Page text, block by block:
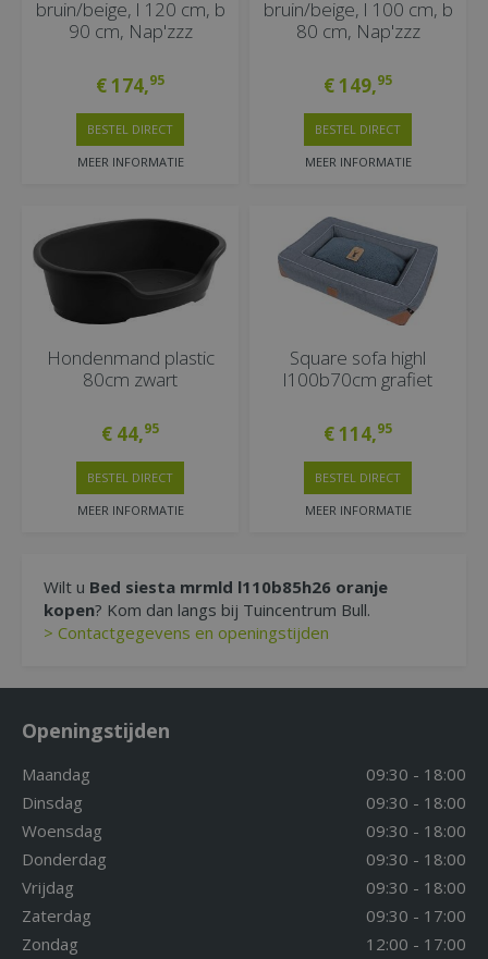
bruin/beige, l 120 cm, b
90 cm, Nap'zzz
€174,95
MEER INFORMATIE
BESTEL DIRECT
bruin/beige, l 100 cm, b
80 cm, Nap'zzz
€149,95
MEER INFORMATIE
BESTEL DIRECT
Hondenmand plastic
80cm zwart
€ 44,95
MEER INFORMATIE
BESTEL DIRECT
Square sofa highl
l100b70cm grafiet
€114,95
MEER INFORMATIE
BESTEL DIRECT
Wilt u Bed siesta mrmld l110b85h26 oranje
kopen? Kom dan langs bij Tuincentrum Bull.
> Contactgegevens en openingstijden
Openingstijden
Maandag
09:30 - 18:00
Dinsdag
09:30 - 18:00
Woensdag
09:30 - 18:00
Donderdag
09:30 - 18:00
Vrijdag
09:30 - 18:00
Zaterdag
09:30 - 17:00
Zondag
12:00 - 17:00